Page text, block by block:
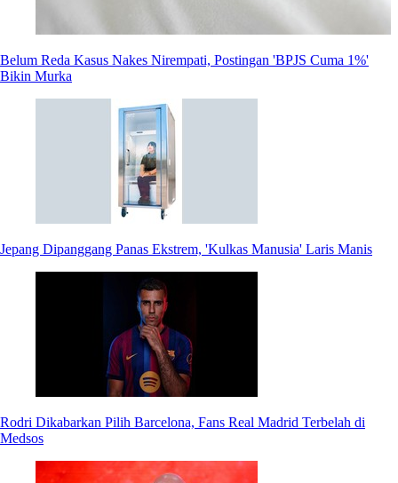
Belum Reda Kasus Nakes Nirempati, Postingan 'BPJS Cuma 1%'
Bikin Murka
Jepang Dipanggang Panas Ekstrem, 'Kulkas Manusia' Laris Manis
Rodri Dikabarkan Pilih Barcelona, Fans Real Madrid Terbelah di
Medsos